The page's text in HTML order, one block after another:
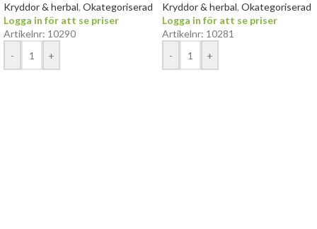
Kryddor & herbal, Okategoriserad
Logga in för att se priser
Artikelnr: 10290
-
+
Kryddor & herbal, Okategoriserad
Logga in för att se priser
Artikelnr: 10281
-
+